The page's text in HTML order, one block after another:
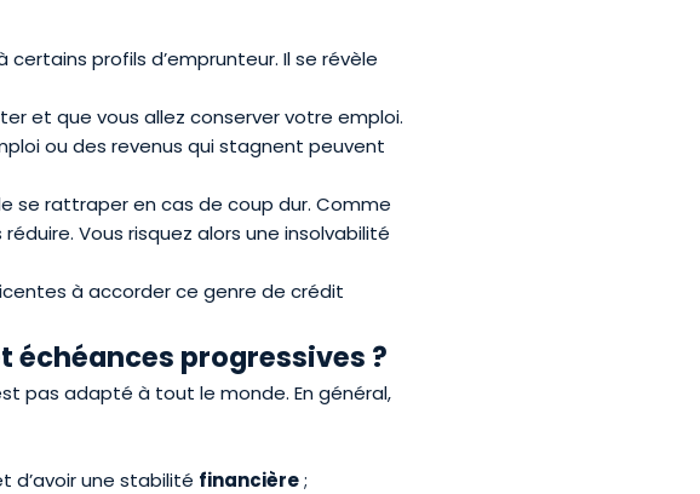
profils d’emprunteur. Il se révèle
et que vous allez conserver votre emploi.
ou des revenus qui stagnent peuvent
se rattraper en cas de coup dur. Comme
Vous risquez alors une insolvabilité
à accorder ce genre de crédit
échéances progressives ?
pas adapté à tout le monde. En général,
d’avoir une stabilité financière;